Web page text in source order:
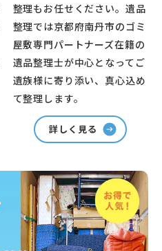
整理もお任せください。遺品
整理では京都府南丹市のゴミ
屋敷専門パートナーズ在籍の
遺品整理士が中心となってご
遺族様に寄り添い、真心込め
て整理します。
詳しく見る